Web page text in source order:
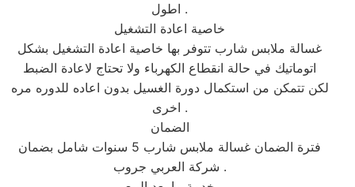
اطول .
خاصية اعادة التشغيل
غسالة ملابس شارب تتوفر بها خاصية اعادة التشغيل بشكل
اتوماتيك في حالة انقطاع الكهرباء ولا تحتاج لاعادة الضبط
لكن تتمكن من استكمال دورة الغسيل بدون اعاده للدوره مره
اخرى .
الضمان
فترة الضمان غسالة ملابس شارب 5 سنوات شامل بضمان
شركة العربي جروب .